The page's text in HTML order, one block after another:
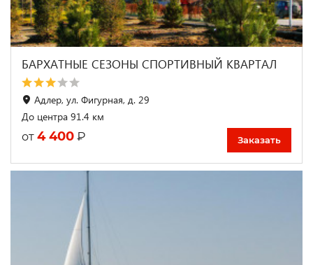
БАРХАТНЫЕ СЕЗОНЫ СПОРТИВНЫЙ КВАРТАЛ
Адлер, ул. Фигурная, д. 29
До центра 91.4 км
от 4 400 ₽ Заказать